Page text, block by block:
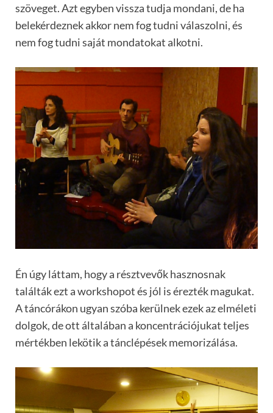
szöveget. Azt egyben vissza tudja mondani, de ha
belekérdeznek akkor nem fog tudni válaszolni, és
nem fog tudni saját mondatokat alkotni.
Én úgy láttam, hogy a résztvevők hasznosnak
találták ezt a workshopot és jól is érezték magukat.
A táncórákon ugyan szóba kerülnek ezek az elméleti
dolgok, de ott általában a koncentrációjukat teljes
mértékben lekötik a tánclépések memorizálása.